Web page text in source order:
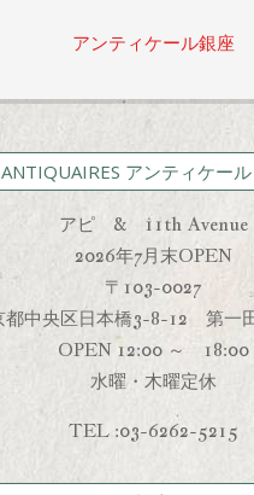
アンティケール銀座
ANTIQUAIRES アンティケー
アピ & 11th Avenue
2026年7月末OPEN
〒103-0027
都中央区日本橋3-8-12 第一
OPEN 12:00 ～ 18:00
水曜・木曜定休
TEL :03-6262-5215